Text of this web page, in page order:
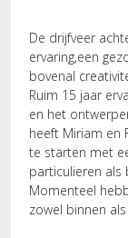
De drijfveer
ervaring,een
bovenal
Ruim 15 jaar
en het
heeft Miriam en
te starten met
particulieren als
Momenteel
zowel binnen